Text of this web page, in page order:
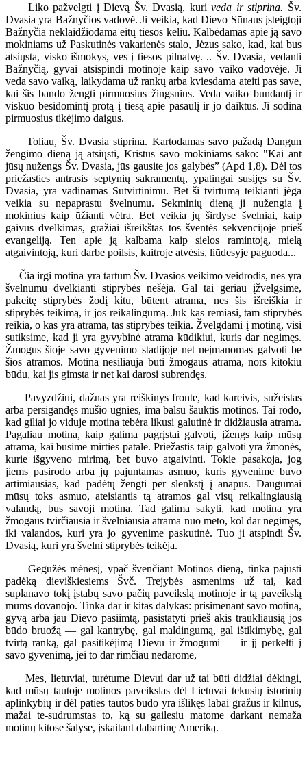
Liko pažvelgti į Dievą Šv. Dvasią, kuriveda ir stiprina. Šv.
Dvasia yra Bažnyčios vadovė. Ji veikia, kad Dievo Sūnaus įsteigtoji
Bažnyčia neklaidžiodama eitų tiesos keliu. Kalbėdamas apie ją savo
mokiniams už Paskutinės vakarienės stalo, Jėzus sako, kad, kai bus
atsiųsta, visko išmokys, ves į tiesos pilnatvę. .. Šv. Dvasia, vedanti
Bažnyčią, gyvai atsispindi motinoje kaip savo vaiko vadovėje. Ji
veda savo vaiką, laikydama už rankų arba kviesdama ateiti pas save,
kai šis bando žengti pirmuosius žingsnius. Veda vaiko bundantį ir
viskuo besidomintį protą į tiesą apie pasaulį ir jo daiktus. Ji sodina
pirmuosius tikėjimo daigus.
Toliau, Šv. Dvasia stiprina. Kartodamas savo pažadą Dangun
žengimo dieną ją atsiųsti, Kristus savo mokiniams sako: "Kai ant
jūsų nužengs Šv. Dvasia, jūs gausite jos galybės” (Apd 1,8). Dėl tos
priežasties antrasis septynių sakramentų, ypatingai susijęs su Šv.
Dvasia, yra vadinamas Sutvirtinimu. Bet ši tvirtumą teikianti jėga
veikia su nepaprastu švelnumu. Sekminių dieną ji nužengia į
mokinius kaip ūžianti vėtra. Bet veikia jų širdyse švelniai, kaip
gaivus dvelkimas, gražiai išreikštas tos šventės sekvencijoje prieš
evangeliją. Ten apie ją kalbama kaip sielos ramintoją, mielą
atgaivintoją, kuri darbe poilsis, kaitroje atvėsis, liūdesyje paguoda...
Čia irgi motina yra tartum Šv. Dvasios veikimo veidrodis, nes yra
švelnumu dvelkianti stiprybės nešėja. Gal tai geriau įžvelgsime,
pakeitę stiprybės žodį kitu, būtent atrama, nes šis išreiškia ir
stiprybės teikimą, ir jos reikalingumą. Juk kas remiasi, tam stiprybės
reikia, o kas yra atrama, tas stiprybės teikia. Žvelgdami į motiną, visi
sutiksime, kad ji yra gyvybinė atrama kūdikiui, kuris dar negimęs.
Žmogus šioje savo gyvenimo stadijoje net neįmanomas galvoti be
šios atramos. Motina nesiliauja būti žmogaus atrama, nors kitokiu
būdu, kai jis gimsta ir net kai darosi subrendęs.
Pavyzdžiui, dažnas yra reiškinys fronte, kad kareivis, sužeistas
arba persigandęs mūšio ugnies, ima balsu šauktis motinos. Tai rodo,
kad giliai jo viduje motina tebėra likusi galutinė ir didžiausia atrama.
Pagaliau motina, kaip galima pagrįstai galvoti, įžengs kaip mūsų
atrama, kai būsime mirties patale. Priežastis taip galvoti yra žmonės,
kurie išgyveno mirimą, bet buvo atgaivinti. Tokie pasakoja, jog
jiems pasirodo arba jų pajuntamas asmuo, kuris gyvenime buvo
artimiausias, kad padėtų žengti per slenkstį į anapus. Daugumai
mūsų toks asmuo, ateisiantis tą atramos gal visų reikalingiausią
valandą, bus savoji motina. Tad galima sakyti, kad motina yra
žmogaus tvirčiausia ir švelniausia atrama nuo meto, kol dar negimęs,
iki valandos, kuri yra jo gyvenime paskutinė. Tuo ji atspindi Šv.
Dvasią, kuri yra švelni stiprybės teikėja.
Gegužės mėnesį, ypač švenčiant Motinos dieną, tinka pajusti
padėką dieviškiesiems Švč. Trejybės asmenims už tai, kad
suplanavo tokį įstabų savo pačių paveikslą motinoje ir tą paveikslą
mums dovanojo. Tinka dar ir kitas dalykas: prisimenant savo motiną,
gyvą arba jau Dievo pasiimtą, pasistatyti prieš akis traukliausią jos
būdo bruožą — gal kantrybę, gal maldingumą, gal ištikimybę, gal
tvirtą ranką, gal pasitikėjimą Dievu ir žmogumi — ir jį perkelti į
savo gyvenimą, jei to dar rimčiau nedarome,
Mes, lietuviai, turėtume Dievui dar už tai būti didžiai dėkingi,
kad mūsų tautoje motinos paveikslas dėl Lietuvai tekusių istorinių
aplinkybių ir dėl paties tautos būdo yra išlikęs labai gražus ir kilnus,
mažai te-sudrumstas to, ką su gailesiu matome darkant nemaža
motinų kitose šalyse, įskaitant dabartinę Ameriką.